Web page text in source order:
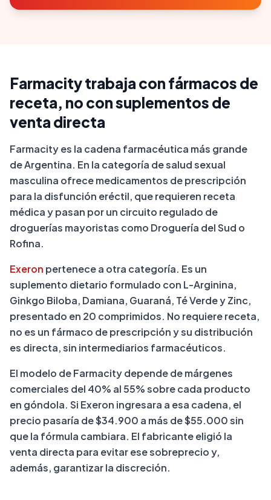
Farmacity trabaja con fármacos de
receta, no con suplementos de
venta directa
Farmacity es la cadena farmacéutica más grande
de Argentina. En la categoría de salud sexual
masculina ofrece medicamentos de prescripción
para la disfunción eréctil, que requieren receta
médica y pasan por un circuito regulado de
droguerías mayoristas como Droguería del Sud o
Rofina.
Exeron pertenece a otra categoría. Es un
suplemento dietario formulado con L-Arginina,
Ginkgo Biloba, Damiana, Guaraná, Té Verde y Zinc,
presentado en 20 comprimidos. No requiere receta,
no es un fármaco de prescripción y su distribución
es directa, sin intermediarios farmacéuticos.
El modelo de Farmacity depende de márgenes
comerciales del 40% al 55% sobre cada producto
en góndola. Si Exeron ingresara a esa cadena, el
precio pasaría de $34.900 a más de $55.000 sin
que la fórmula cambiara. El fabricante eligió la
venta directa para evitar ese sobreprecio y,
además, garantizar la discreción.